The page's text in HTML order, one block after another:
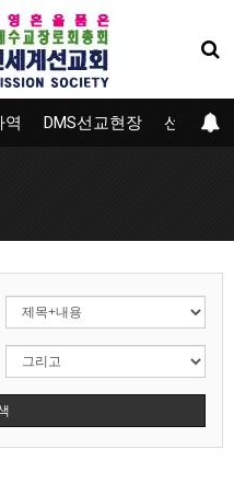
역 DMS선교현장 선교대학